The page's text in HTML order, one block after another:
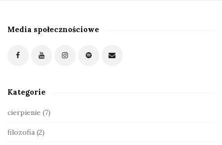
S
i
d
b
Media społecznościowe
Kategorie
cierpienie (7)
filozofia (2)